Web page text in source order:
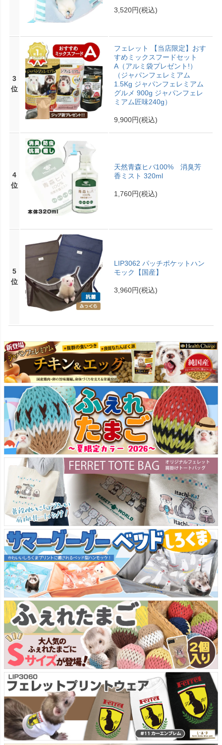
3,520円(税込)
3
位
フェレット 【当店限定】おす
すめミックスフードセット
A（アルミ袋プレゼント!）
（ジャパンフェレミアム
1.5Kg ジャパンフェレミアム
グルメ 900g ジャパンフェレ
ミアム匠味240g）
9,900円(税込)
4
位
天然青森ヒバ100% 消臭芳
香ミスト 320ml
1,760円(税込)
5
位
LIP3062 パッチポケットハン
モック【国産】
3,960円(税込)